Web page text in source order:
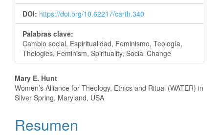
DOI: https://doi.org/10.62217/carth.340
Palabras clave:
Cambio social, Espiritualidad, Feminismo, Teología,
Thelogies, Feminism, Spirituality, Social Change
Mary E. Hunt
Women’s Alliance for Theology, Ethics and Ritual (WATER) in
Silver Spring, Maryland, USA
Resumen